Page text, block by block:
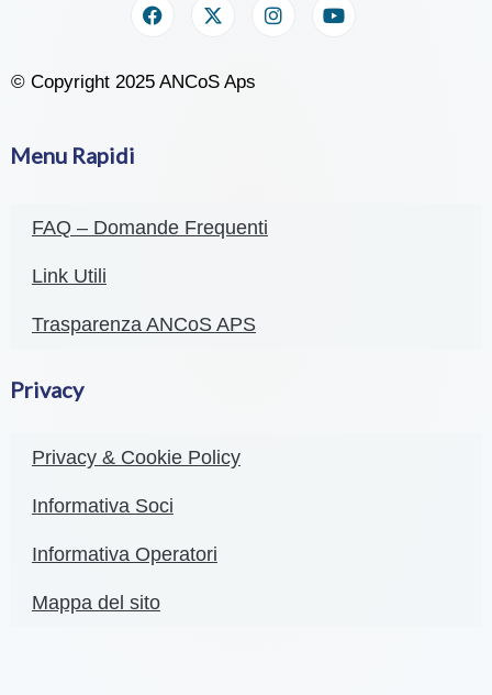
© Copyright 2025 ANCoS Aps
Menu Rapidi
FAQ – Domande Frequenti
Link Utili
Trasparenza ANCoS APS
Privacy
Privacy & Cookie Policy
Informativa Soci
Informativa Operatori
Mappa del sito